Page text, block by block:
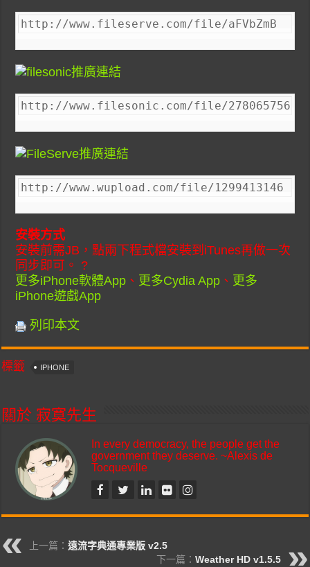
http://www.fileserve.com/file/aFVbZmB
http://www.filesonic.com/file/2780657565
http://www.wupload.com/file/1299413146
安裝方式
安裝前需JB，點兩下程式檔安裝到iTunes再做一次
同步即可。 ?
更多iPhone軟體App 、 更多Cydia App 、 更多
iPhone遊戲App
列印本文
標籤 IPHONE
關於 寂寞先生
In every democracy, the people get the
government they deserve. ~Alexis de
Tocqueville
上一篇：遠流字典通專業版 v2.5
下一篇： Weather HD v1.5.5